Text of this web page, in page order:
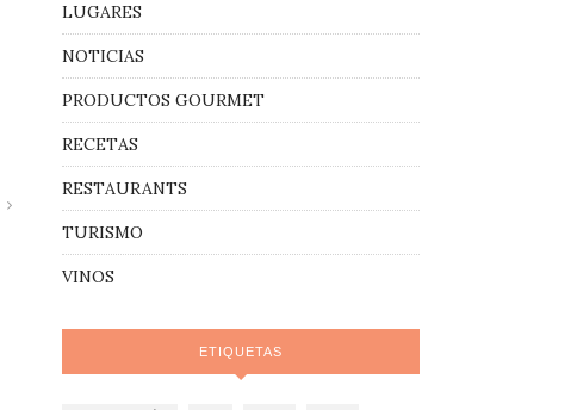
LUGARES
NOTICIAS
PRODUCTOS GOURMET
RECETAS
RESTAURANTS
TURISMO
VINOS
ETIQUETAS